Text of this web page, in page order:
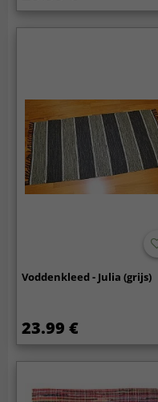
Voddenkleed - Julia (grijs)
23.99 €